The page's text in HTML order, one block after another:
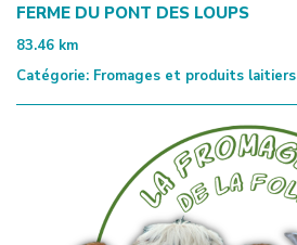
FERME DU PONT DES LOUPS
83.46 km
Catégorie: Fromages et produits laitiers